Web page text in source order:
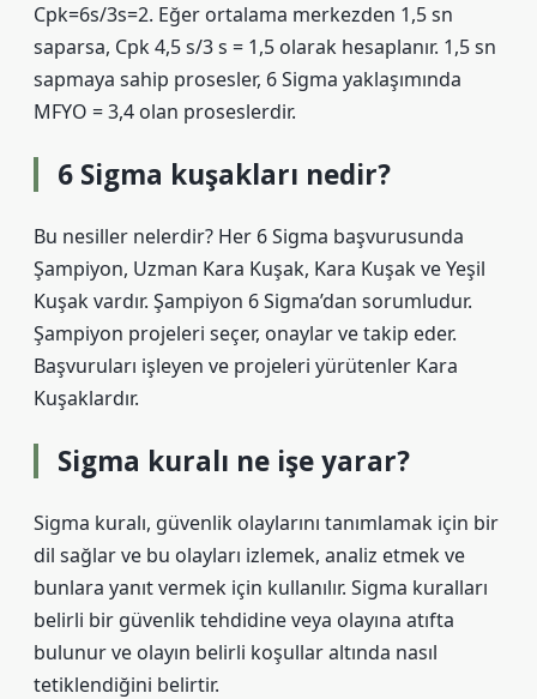
Cpk=6s/3s=2. Eğer ortalama merkezden 1,5 sn
saparsa, Cpk 4,5 s/3 s = 1,5 olarak hesaplanır. 1,5 sn
sapmaya sahip prosesler, 6 Sigma yaklaşımında
MFYO = 3,4 olan proseslerdir.
6 Sigma kuşakları nedir?
Bu nesiller nelerdir? Her 6 Sigma başvurusunda
Şampiyon, Uzman Kara Kuşak, Kara Kuşak ve Yeşil
Kuşak vardır. Şampiyon 6 Sigma’dan sorumludur.
Şampiyon projeleri seçer, onaylar ve takip eder.
Başvuruları işleyen ve projeleri yürütenler Kara
Kuşaklardır.
Sigma kuralı ne işe yarar?
Sigma kuralı, güvenlik olaylarını tanımlamak için bir
dil sağlar ve bu olayları izlemek, analiz etmek ve
bunlara yanıt vermek için kullanılır. Sigma kuralları
belirli bir güvenlik tehdidine veya olayına atıfta
bulunur ve olayın belirli koşullar altında nasıl
tetiklendiğini belirtir.